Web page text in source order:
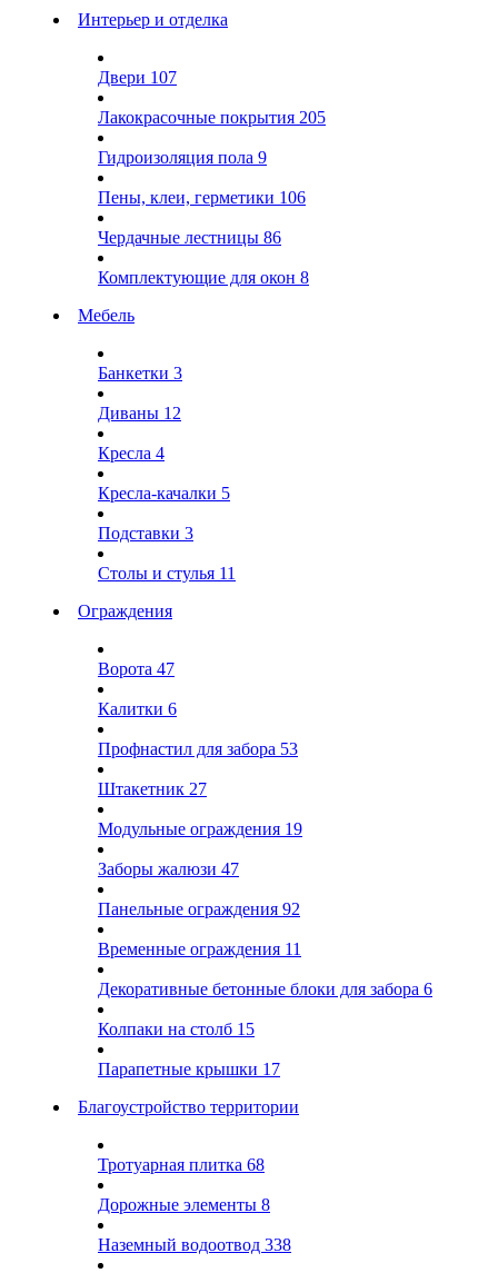
Интерьер и отделка
Двери 107
Лакокрасочные покрытия 205
Гидроизоляция пола 9
Пены, клеи, герметики 106
Чердачные лестницы 86
Комплектующие для окон 8
Мебель
Банкетки 3
Диваны 12
Кресла 4
Кресла-качалки 5
Подставки 3
Столы и стулья 11
Ограждения
Ворота 47
Калитки 6
Профнастил для забора 53
Штакетник 27
Модульные ограждения 19
Заборы жалюзи 47
Панельные ограждения 92
Временные ограждения 11
Декоративные бетонные блоки для забора 6
Колпаки на столб 15
Парапетные крышки 17
Благоустройство территории
Тротуарная плитка 68
Дорожные элементы 8
Наземный водоотвод 338